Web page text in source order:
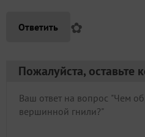
Ответить ✿
Пожалуйста, оставьте